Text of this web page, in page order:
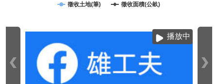
徵收土地(筆) 徵收面積(公畝)
播放中